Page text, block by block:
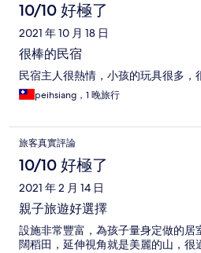
10/10 好極了
2021 年 10 月 18 日
很棒的民宿
民宿主人很熱情，小孩的玩具很多，
peihsiang，1 晚旅行
旅客真實評論
10/10 好極了
2021 年 2 月 14 日
親子旅遊好選擇
設施非常豐富，為孩子量身定做的居
闊稻田，延伸視角就是美麗的山，很